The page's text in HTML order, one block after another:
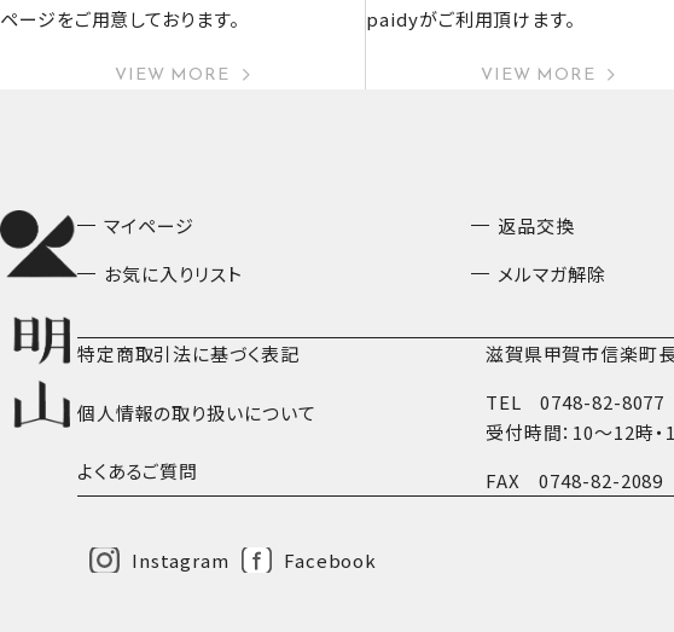
ページをご用意しております。
VIEW MORE
paidyがご利用頂けます。
VIEW MORE
マイページ 返品交換
お気に入りリスト
メルマガ解除
特定商取引法に基づく表記
個人情報の取り扱いについて
よくあるご質問
滋賀県甲賀市信楽町
TEL0748-82-8077
受付時間：10〜12時
FAX0748-82-2089
Instagram Facebook